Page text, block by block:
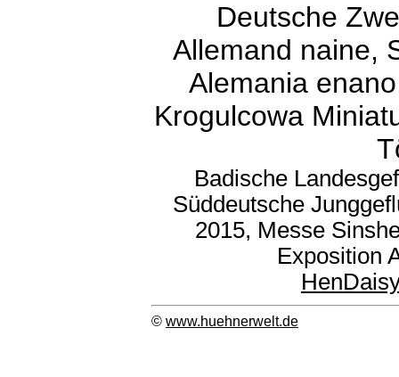
Deutsche
Allemand naine,
Alemania
Krogulcowa
Badische
Süddeutsche
2015, Messe
Exposition
© www.huehnerwelt.de